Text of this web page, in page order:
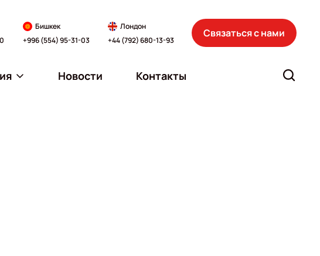
Бишкек
+996 (554) 95-31-03
Лондон
+44 (792) 680-13-93
Связаться с нами
Новости Контакты